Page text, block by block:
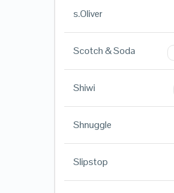
s.Oliver
Scotch & Soda
Shiwi
Shnuggle
Slipstop